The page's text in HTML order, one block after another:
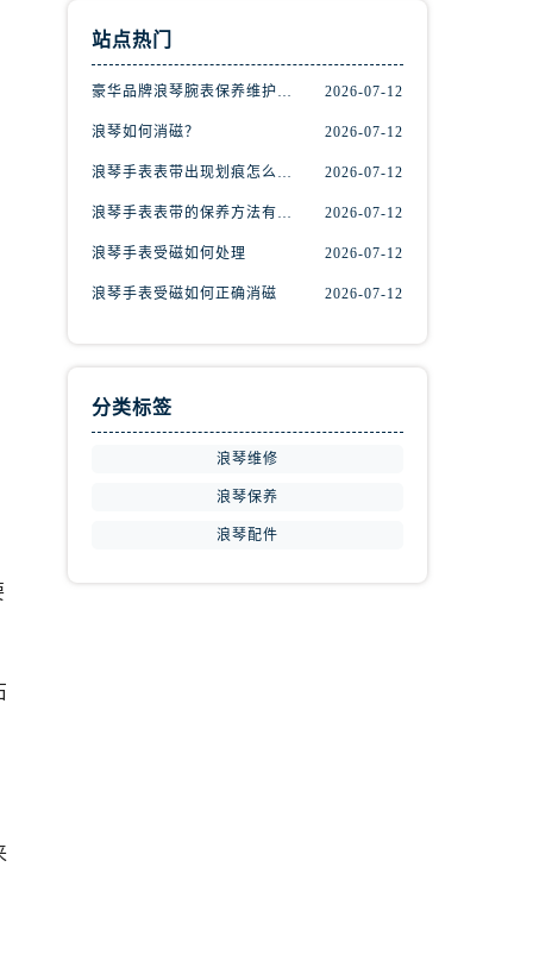
站点热门
豪华品牌浪琴腕表保养维护的方法！ 2026-07-12
浪琴如何消磁？ 2026-07-12
浪琴手表表带出现划痕怎么办？ 2026-07-12
浪琴手表表带的保养方法有哪些？ 2026-07-12
浪琴手表受磁如何处理 2026-07-12
浪琴手表受磁如何正确消磁 2026-07-12
分类标签
浪琴维修
浪琴保养
浪琴配件